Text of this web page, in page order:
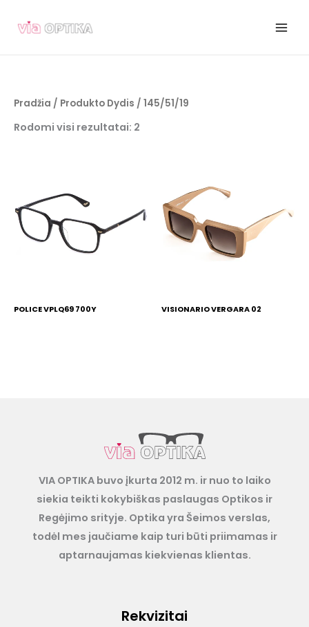
prie
Pradžia / Produkto Dydis / 145/51/19
Rodomi visi rezultatai: 2
POLICE VPLQ69 700Y VISIONARIO VERGARA 02
VIA OPTIKA buvo įkurta 2012 m. ir nuo to laiko
siekia teikti kokybiškas paslaugas Optikos ir
Regėjimo srityje. Optika yra Šeimos verslas,
todėl mes jaučiame kaip turi būti priimamas ir
aptarnaujamas kiekvienas klientas.
Rekvizitai